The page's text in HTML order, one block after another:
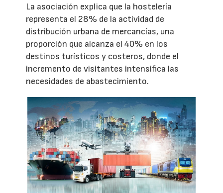
La asociación explica que la hostelería
representa el 28% de la actividad de
distribución urbana de mercancías, una
proporción que alcanza el 40% en los
destinos turísticos y costeros, donde el
incremento de visitantes intensifica las
necesidades de abastecimiento.